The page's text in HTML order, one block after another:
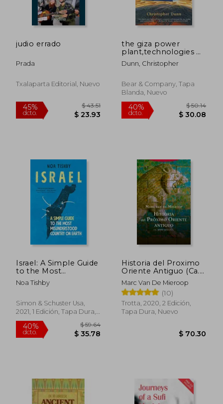
dcto. $ 28.57 dcto.
judio errado
Prada
Txalaparta Editorial, Nuevo
45%
dcto.
$ 43.51
$ 23.93
the giza power
plant,technologies of
ancient egypt (en
Inglés)
Dunn, Christopher
Bear & Company, Tapa
Blanda, Nuevo
40%
Israel: A Simple Guide
to the Most
Misunderstood
Country on Earth (en
Noa Tishby
Simon & Schuster Usa,
2021, 1 Edición, Tapa Dura,
Nuevo
Historia del Proximo
Oriente Antiguo (Ca.
3000-323 A. N. E. )
Marc Van De Mieroop
(10)
Trotta, 2020, 2 Edición,
Tapa Dura, Nuevo